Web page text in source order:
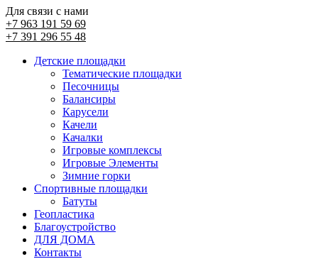
Для связи с нами
+7 963 191 59 69
+7 391 296 55 48
Детские площадки
Тематические площадки
Песочницы
Балансиры
Карусели
Качели
Качалки
Игровые комплексы
Игровые Элементы
Зимние горки
Спортивные площадки
Батуты
Геопластика
Благоустройство
ДЛЯ ДОМА
Контакты